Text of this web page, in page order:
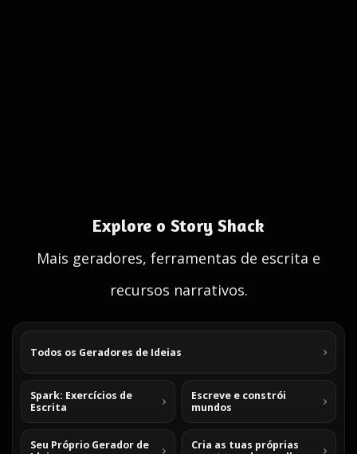
Explore o Story Shack
Mais geradores, ferramentas de escrita e
recursos narrativos.
Todos os Geradores de Ideias
Spark: Exercícios de
Escrita
Escreve e constrói
mundos
Seu Próprio Gerador de
Cria as tuas próprias